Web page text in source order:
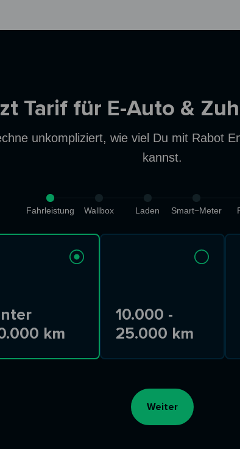
Tarif für E-Auto &
unkompliziert, wie viel Du mit Rabot
kannst.
Fahrleistung Wallbox Laden Smart−Meter
km
10.000 -
25.000 km
Weiter